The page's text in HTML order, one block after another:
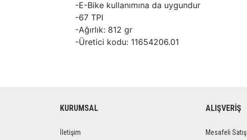
-E-Bike kullanımına da uygundur
-67 TPI
-Ağırlık: 812 gr
-Üretici kodu: 11654206.01
KURUMSAL
İletişim
ALIŞVERİŞ
Mesafeli